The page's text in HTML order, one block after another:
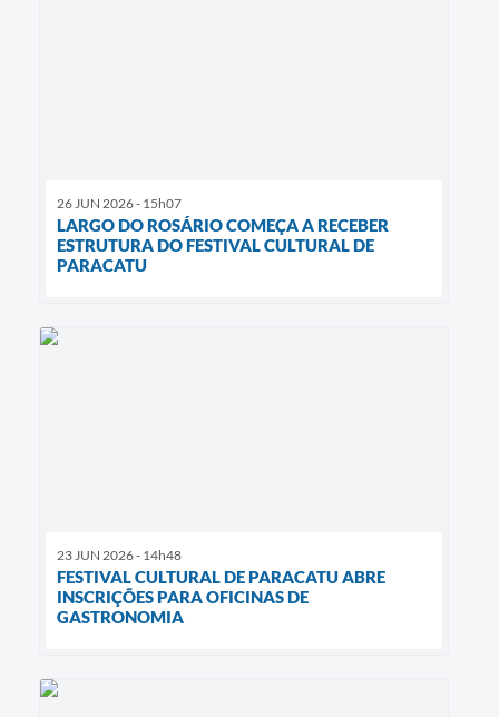
26 JUN 2026 - 15h07
LARGO DO ROSÁRIO COMEÇA A RECEBER
ESTRUTURA DO FESTIVAL CULTURAL DE
PARACATU
23 JUN 2026 - 14h48
FESTIVAL CULTURAL DE PARACATU ABRE
INSCRIÇÕES PARA OFICINAS DE
GASTRONOMIA